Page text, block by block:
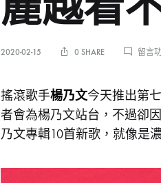
2020-02-15 0 SHARE
在
女
王
重
磅
回
留言
搖
滾
搖滾歌手楊乃文今天推出第
者會為楊乃文站台，不過卻
乃文專輯10首新歌，就像是